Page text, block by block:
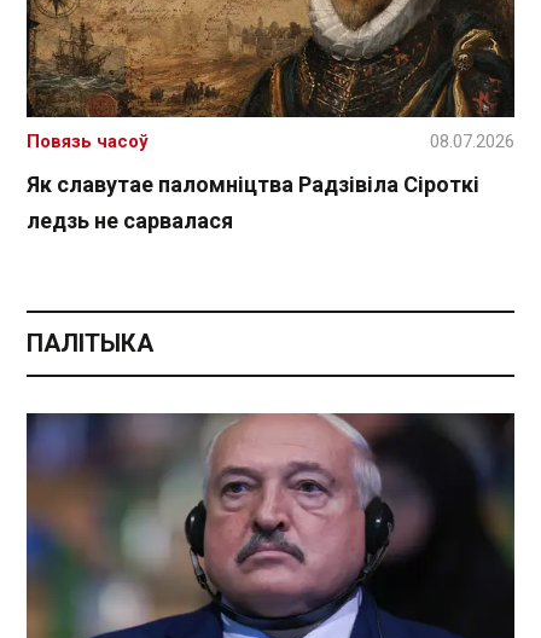
Як славутае паломніцтва Радзівіла Сіроткі
ледзь не сарвалася
Повязь часоў 08.07.2026
ПАЛІТЫКА